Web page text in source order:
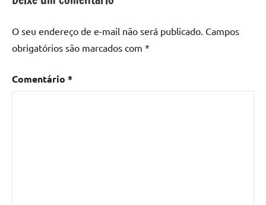
mesa
madeira,
Mesa
madeira
com
O seu endereço de e-mail não será publicado. Campos
obrigatórios são marcados com *
Comentário *